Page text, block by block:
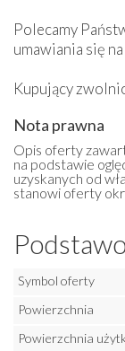
Polecamy
umawiania się
Kupujący
Nota prawna
Opis oferty
na podstawie
uzyskanych od
stanowi oferty
Symbol oferty
Powierzchnia
Powierzchnia